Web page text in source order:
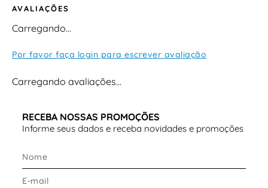
AVALIAÇÕES
Carregando…
Por favor faça login para escrever avaliação
Carregando avaliações…
RECEBA NOSSAS PROMOÇÕES
Informe seus dados e receba novidades e promoções